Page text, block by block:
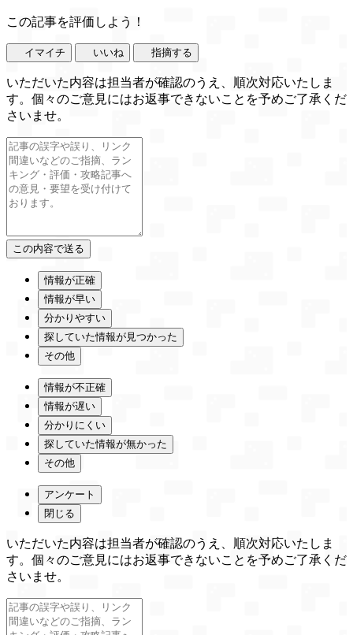
この記事を評価しよう！
イマイチ いいね 指摘する
いただいた内容は担当者が確認のうえ、順次対応いたしま
す。個々のご意見にはお返事できないことを予めご了承くだ
さいませ。
情報が正確
情報が早い
分かりやすい
探していた情報が見つかった
その他
情報が不正確
情報が遅い
分かりにくい
探していた情報が無かった
その他
アンケート
閉じる
いただいた内容は担当者が確認のうえ、順次対応いたしま
す。個々のご意見にはお返事できないことを予めご了承くだ
さいませ。